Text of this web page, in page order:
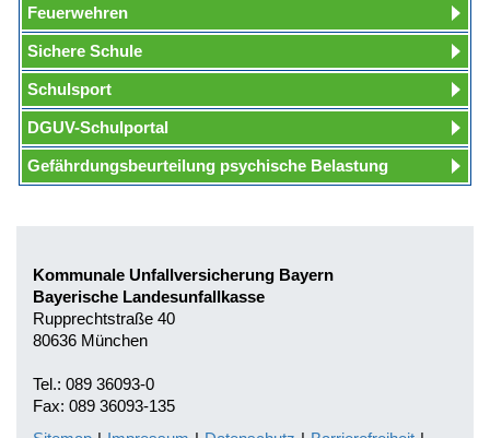
Feuerwehren
Sichere Schule
Schulsport
DGUV-Schulportal
Gefährdungsbeurteilung psychische Belastung
Kommunale Unfallversicherung Bayern
Bayerische Landesunfallkasse
Rupprechtstraße 40
80636 München
Tel.: 089 36093-0
Fax: 089 36093-135